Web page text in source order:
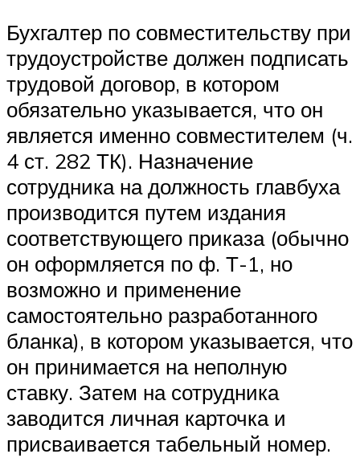
Бухгалтер по совместительству при
трудоустройстве должен подписать
трудовой договор, в котором
обязательно указывается, что он
является именно совместителем (ч.
4 ст. 282 ТК). Назначение
сотрудника на должность главбуха
производится путем издания
соответствующего приказа (обычно
он оформляется по ф. Т-1, но
возможно и применение
самостоятельно разработанного
бланка), в котором указывается, что
он принимается на неполную
ставку. Затем на сотрудника
заводится личная карточка и
присваивается табельный номер.